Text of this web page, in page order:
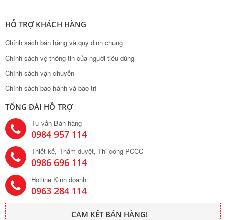
HỖ TRỢ KHÁCH HÀNG
Chính sách bán hàng và quy định chung
Chính sách vệ thông tin của người tiêu dùng
Chính sách vận chuyển
Chính sách bảo hành và bảo trì
TỔNG ĐÀI HỖ TRỢ
Tư vấn Bán hàng
0984 957 114
Thiết kế, Thẩm duyệt, Thi công PCCC
0986 696 114
Hotline Kinh doanh
0963 284 114
CAM KẾT BÁN HÀNG!